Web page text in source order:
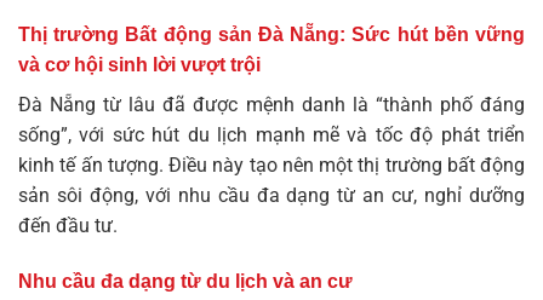
Thị trường Bất động sản Đà Nẵng: Sức hút bền vững
và cơ hội sinh lời vượt trội
Đà Nẵng từ lâu đã được mệnh danh là “thành phố đáng
sống”, với sức hút du lịch mạnh mẽ và tốc độ phát triển
kinh tế ấn tượng. Điều này tạo nên một thị trường bất động
sản sôi động, với nhu cầu đa dạng từ an cư, nghỉ dưỡng
đến đầu tư.
Nhu cầu đa dạng từ du lịch và an cư